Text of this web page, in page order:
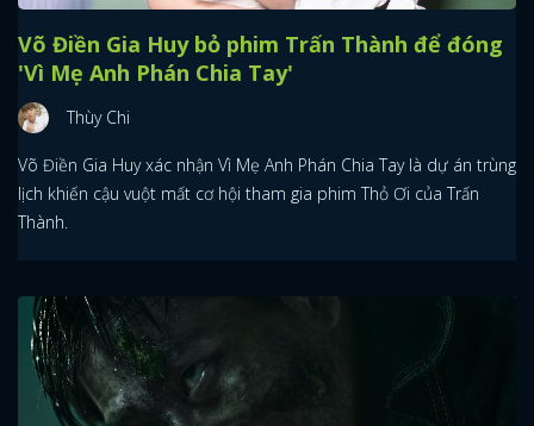
Võ Điền Gia Huy bỏ phim Trấn Thành để đóng
'Vì Mẹ Anh Phán Chia Tay'
Thùy Chi
Võ Điền Gia Huy xác nhận Vì Mẹ Anh Phán Chia Tay là dự án trùng
lịch khiến cậu vuột mất cơ hội tham gia phim Thỏ Ơi của Trấn
Thành.